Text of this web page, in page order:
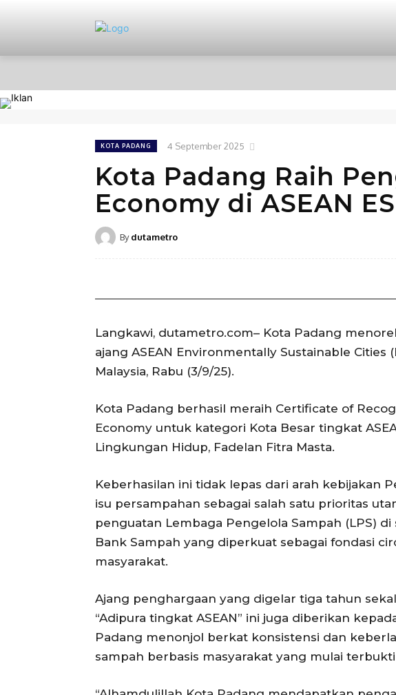
KOTA PADANG 4 September 2025
Kota Padang Raih
Economy di ASEAN
By dutametro
Langkawi, dutametro.com– Kota Padang
ajang ASEAN Environmentally Sustainable Cities
Malaysia, Rabu (3/9/25).
Kota Padang berhasil meraih Certificate of
Economy untuk kategori Kota Besar tingkat
Lingkungan Hidup, Fadelan Fitra Masta.
Keberhasilan ini tidak lepas dari arah kebijakan
isu persampahan sebagai salah satu prioritas
penguatan Lembaga Pengelola Sampah (LPS)
Bank Sampah yang diperkuat sebagai fondasi
masyarakat.
Ajang penghargaan yang digelar tiga tahun
“Adipura tingkat ASEAN” ini juga diberikan
Padang menonjol berkat konsistensi dan
sampah berbasis masyarakat yang mulai